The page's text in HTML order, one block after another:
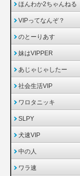
ほんわか2ちゃんねる
VIPってなんぞ？
のとーりあす
妹はVIPPER
あじゃじゃしたー
社会生活VIP
ワロタニッキ
SLPY
犬速VIP
中の人
ワラ速